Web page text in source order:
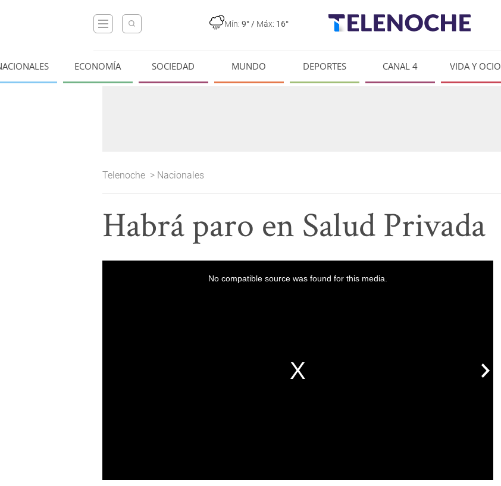
Mín: 9° / Máx: 16°
ECONOMÍA SOCIEDAD MUNDO DEPORTES CANAL 4 VIDA Y OCIO
Telenoche > Nacionales
Habrá paro en Salud Privada
No compatible source was found for this media.